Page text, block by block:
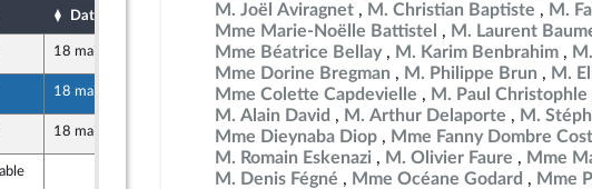
Date d'examen Date de dépôt
18 mai 2026 29 avril 2026
18 mai 2026 29 avril 2026
18 mai 2026 29 avril 2026
29 avril 2026
M. Joël Aviragnet
M. Christian Baptiste
M.
Mme Marie-Noëlle Battistel
M. Laurent
Mme Béatrice Bellay
M. Karim Benbrahim
Mme Dorine Bregman
M. Philippe Brun
M.
Mme Colette Capdevielle
M. Paul Christophle
M. Alain David
M. Arthur Delaporte
M.
Mme Dieynaba Diop
Mme Fanny Dombre
M. Romain Eskenazi
M. Olivier Faure
Mme
M. Denis Fégné
Mme Océane Godard
Mme